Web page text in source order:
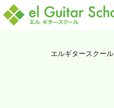
エルギタースクール